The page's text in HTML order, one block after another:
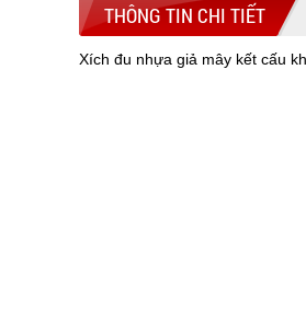
THÔNG TIN CHI TIẾT
Xích đu nhựa giả mây kết cấu